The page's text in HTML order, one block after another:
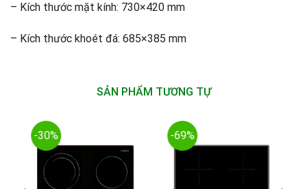
– Kích thước mặt kính: 730×420 mm
– Kích thước khoét đá: 685×385 mm
SẢN PHẨM TƯƠNG TỰ
-30% -69%